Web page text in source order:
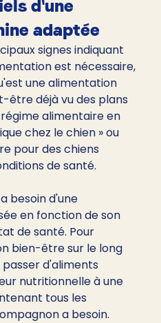
d'une
adaptée
signes indiquant
est nécessaire,
une alimentation
être déjà vu des plans
alimentaire en
chez le chien » ou
pour des chiens
de santé.
besoin d'une
en fonction de son
de santé. Pour
bien-être sur le long
d'aliments
nutritionnelle à une
tous les
a besoin.